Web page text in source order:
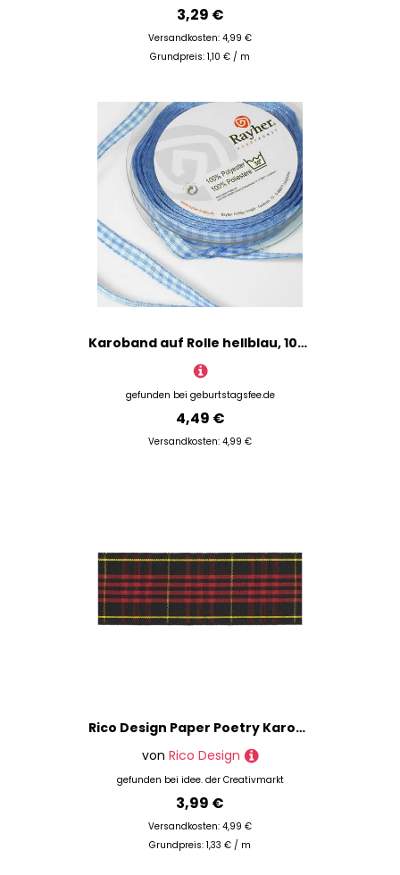
3,29 €
Versandkosten: 4,99 €
Grundpreis: 1,10 € / m
Karoband auf Rolle hellblau, 10m, tolles Nähzubehör/Bastelzubehör
gefunden bei geburtstagsfee.de
4,49 €
Versandkosten: 4,99 €
Rico Design Paper Poetry Karoband schwarz-rot-gelb 38mm 3m
von Rico Design
gefunden bei idee. der Creativmarkt
3,99 €
Versandkosten: 4,99 €
Grundpreis: 1,33 € / m